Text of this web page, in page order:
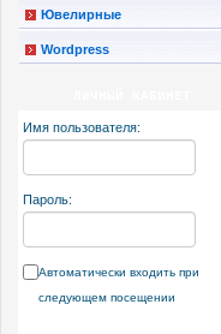
Ювелирные
Wordpress
Имя пользователя:
Пароль:
Автоматически входить при
следующем посещении